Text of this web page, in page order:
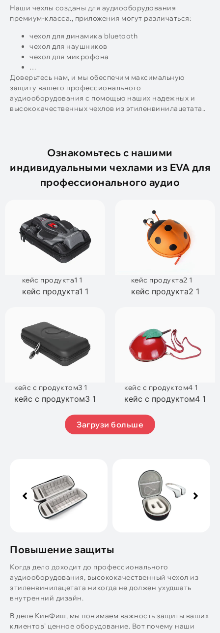
Наши чехлы созданы для аудиооборудования
премиум-класса., приложения могут различаться:
чехол для динамика bluetooth
чехол для наушников
чехол для микрофона
…
Доверьтесь нам, и мы обеспечим максимальную
защиту вашего профессионального
аудиооборудования с помощью наших надежных и
высококачественных чехлов из этиленвинилацетата..
Ознакомьтесь с нашими
индивидуальными чехлами из EVA для
профессионального аудио
кейс продукта1 1
кейс продукта1 1
кейс продукта2 1
кейс продукта2 1
кейс с продуктом3 1
кейс с продуктом3 1
кейс с продуктом4 1
кейс с продуктом4 1
Загрузи больше
Повышение защиты
Когда дело доходит до профессионального
аудиооборудования, высококачественный чехол из
этиленвинилацетата никогда не должен ухудшать
внутренний дизайн.
В деле КинФиш, мы понимаем важность защиты ваших
клиентов’ ценное оборудование. Вот почему наши